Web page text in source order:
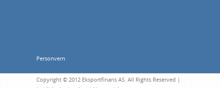
Personvern
Copyright © 2012 Eksportfinans AS. All Rights Reserved |